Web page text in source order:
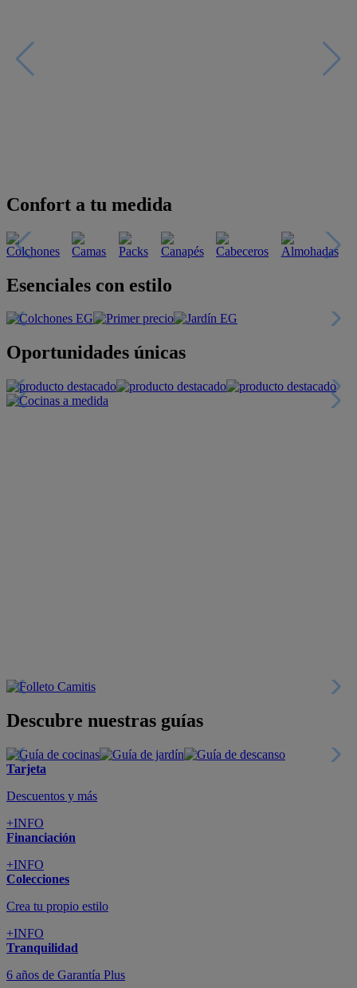
Esenciales con estilo
Crea tu propio estilo
Tranquilidad
6 años de Garantía Plus
+INFO
Catálogos
Miles de productos
+INFO
Por teléfono
Llámanos y compra
+INFO
Nueva app
Todo en tu móvil
+INFO